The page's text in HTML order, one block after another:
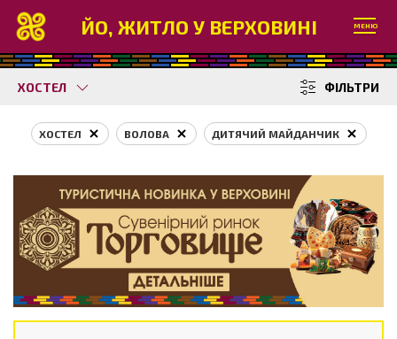
ЙО, ЖИТЛО У ВЕРХОВИНІ МЕНЮ
ХОСТЕЛ ФІЛЬТРИ
ХОСТЕЛ ВОЛОВА ДИТЯЧИЙ МАЙДАНЧИК